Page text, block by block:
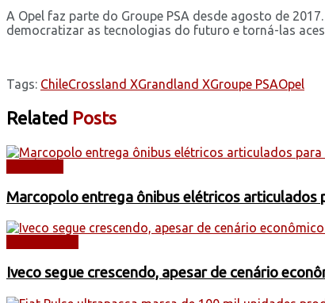
A Opel faz parte do Groupe PSA desde agosto de
democratizar as tecnologias do futuro e torná-las
Tags: ChileCrossland XGrandland XGroupe PSAOpel
Related Posts
Marcopolo entrega ônibus elétricos articulados
Iveco segue crescendo, apesar de cenário